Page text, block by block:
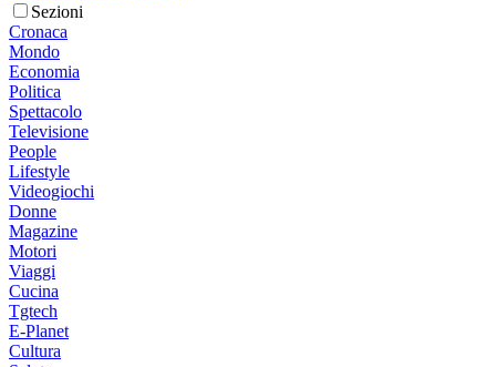
Sezioni
Cronaca
Mondo
Economia
Politica
Spettacolo
Televisione
People
Lifestyle
Videogiochi
Donne
Magazine
Motori
Viaggi
Cucina
Tgtech
E-Planet
Cultura